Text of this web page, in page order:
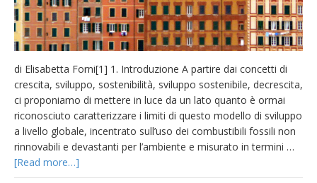
di Elisabetta Forni[1] 1. Introduzione A partire dai concetti di
crescita, sviluppo, sostenibilità, sviluppo sostenibile, decrescita,
ci proponiamo di mettere in luce da un lato quanto è ormai
riconosciuto caratterizzare i limiti di questo modello di sviluppo
a livello globale, incentrato sull’uso dei combustibili fossili non
rinnovabili e devastanti per l’ambiente e misurato in termini …
[Read more…]